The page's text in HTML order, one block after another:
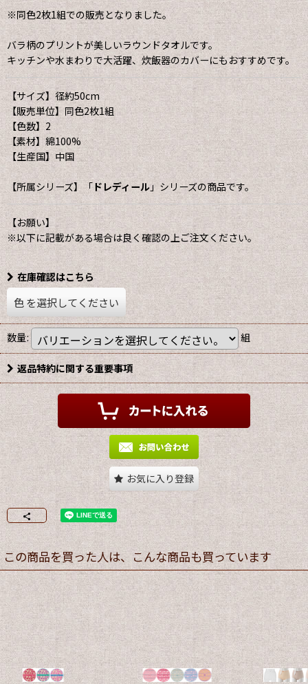
※同色2枚1組での販売となりました。
バラ柄のプリントが美しいラウンドタオルです。
キッチンや水まわりで大活躍、炊飯器のカバーにもおすすめです。
【サイズ】径約50cm
【販売単位】同色2枚1組
【色数】2
【素材】綿100%
【生産国】中国
【所属シリーズ】「ドレディール」シリーズの商品です。
【お願い】
※以下に記載がある場合は良く確認の上ご注文ください。
在庫確認はこちら
色を選択してください
数量: 組
返品特約に関する重要事項
お気に入り登録
この商品を買った人は、こんな商品も買っています